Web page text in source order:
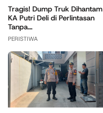
Tragis! Dump Truk Dihantam
KA Putri Deli di Perlintasan
Tanpa...
PERISTIWA